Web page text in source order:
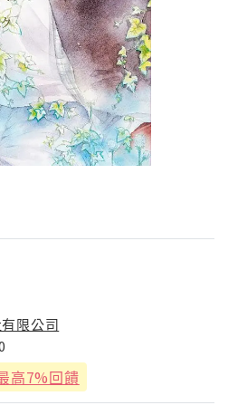
限公司
高7%回饋